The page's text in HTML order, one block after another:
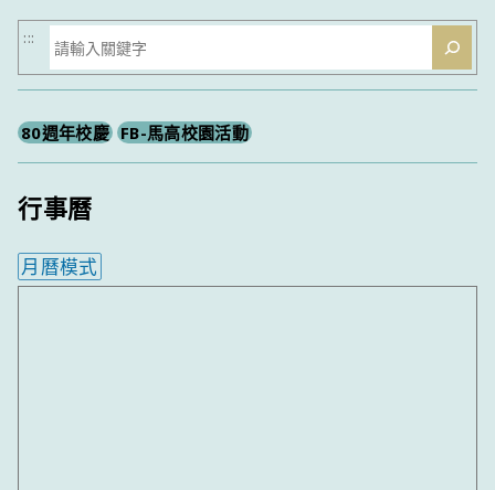
搜
尋
:::
80週年校慶 FB-馬高校園活動
行事曆
月曆模式